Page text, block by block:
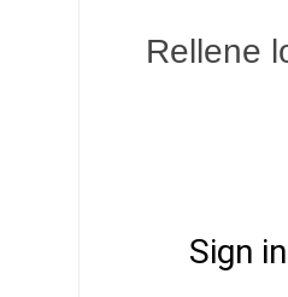
Rellene